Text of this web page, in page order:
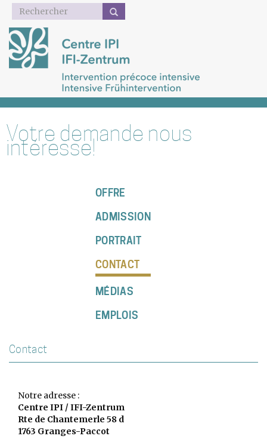
Formulaire
de
recherche
Votre demande nous
intéresse!
OFFRE
ADMISSION
PORTRAIT
CONTACT
MÉDIAS
EMPLOIS
Contact
Notre adresse :
Centre IPI / IFI-Zentrum
Rte de Chantemerle 58 d
1763 Granges-Paccot